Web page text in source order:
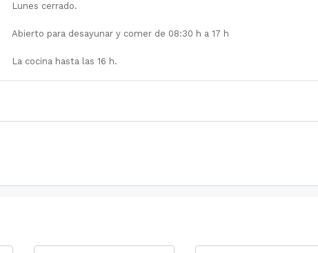
Lunes cerrado.
Abierto para desayunar y comer de 08:30 h a 17 h
La cocina hasta las 16 h.